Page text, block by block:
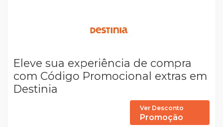
Eleve sua experiência de compra
com Código Promocional extras em
Destinia
Ver Desconto
Promoção